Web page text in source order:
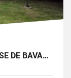
CASA EN VENTA - ARRIENDO SAN JOSÉ DE BAVARIA